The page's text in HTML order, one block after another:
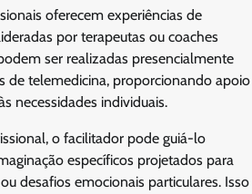
oferecem experiências de
por terapeutas ou coaches
ser realizadas presencialmente
de telemedicina, proporcionando apoio
necessidades individuais.
o facilitador pode guiá-lo
específicos projetados para
desafios emocionais particulares. Isso